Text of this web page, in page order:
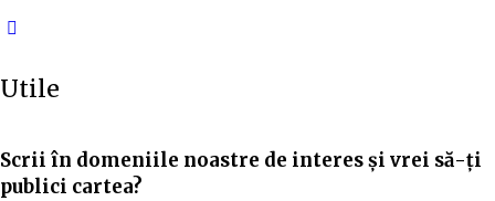
Utile
Scrii în domeniile noastre de interes și vrei să-ți
publici cartea?